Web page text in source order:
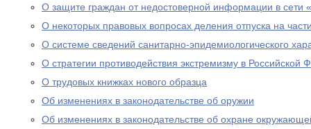
О защите граждан от недостоверной информации в сети
О некоторых правовых вопросах деления отпуска на
О системе сведений санитарно-эпидемиологического
О стратегии противодействия экстремизму в Российской
О трудовых книжках нового образца
Об изменениях в законодательстве об оружии
Об изменениях в законодательстве об охране